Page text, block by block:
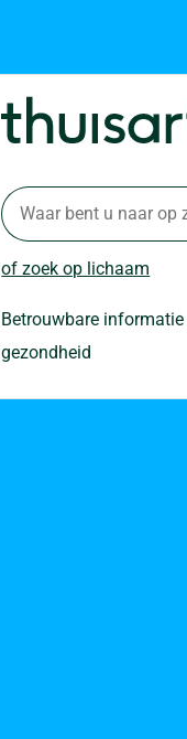
of zoek op lichaam
Betrouwbare informatie
gezondheid